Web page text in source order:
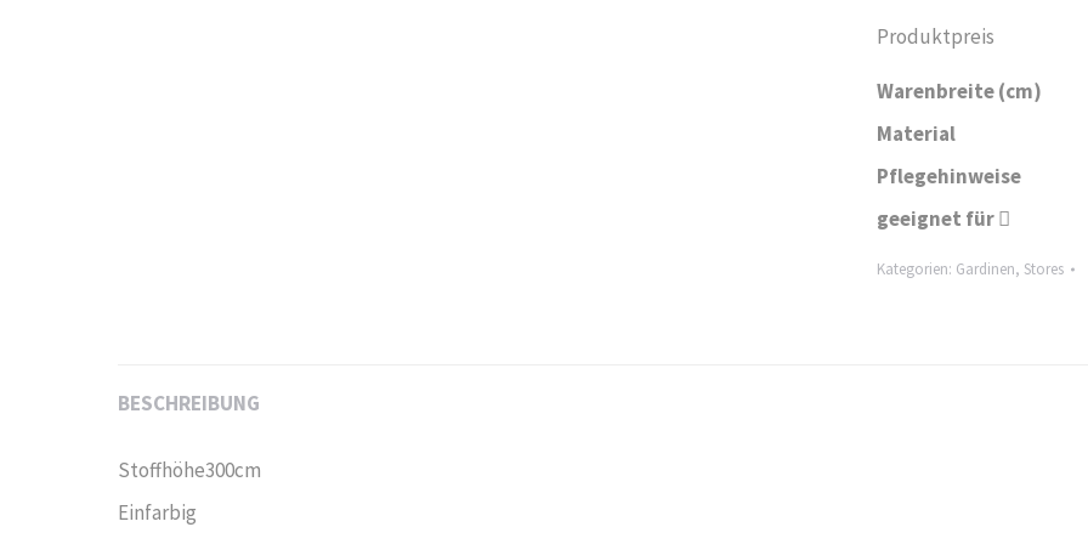
Produktpreis
Warenbreite (cm)
Material
Pflegehinweise
geeignet für
Kategorien: Gardinen, Stores
BESCHREIBUNG
Stoffhöhe300cm
Einfarbig